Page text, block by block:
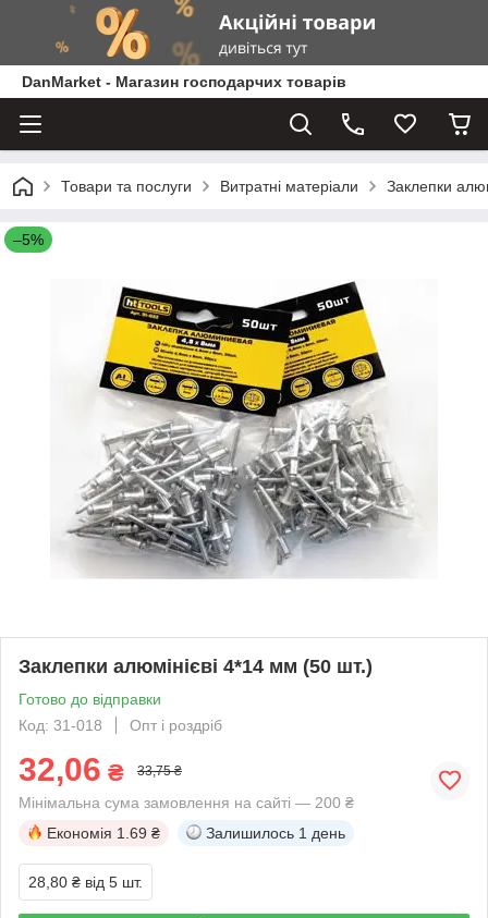
DanMarket - Магазин господарчих товарів
Товари та послуги Витратні матеріали Заклепки
–5%
Заклепки алюмінієві 4*14 мм (50 шт.)
Готово до відправки
Код: 31-018
Опт і роздріб
32,06 ₴ 33,75 ₴
Мінімальна сума замовлення на сайті — 200 ₴
Економія 1.69 ₴ Залишилось 1 день
28,80 ₴ від 5 шт.